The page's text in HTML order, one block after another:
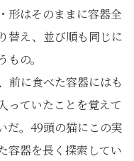
形はそのままに容器全
替え、並び順も同じに
の。
前に食べた容器にはも
っていたことを覚えて
だ。49頭の猫にこの実
容器を長く探索してい